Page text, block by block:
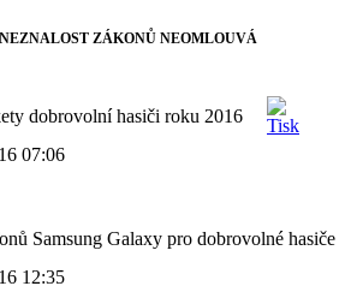
NEZNALOST ZÁKONŮ NEOMLOUVÁ
dobrovolní hasiči roku 2016
07:06
Samsung Galaxy pro dobrovolné hasiče
12:35